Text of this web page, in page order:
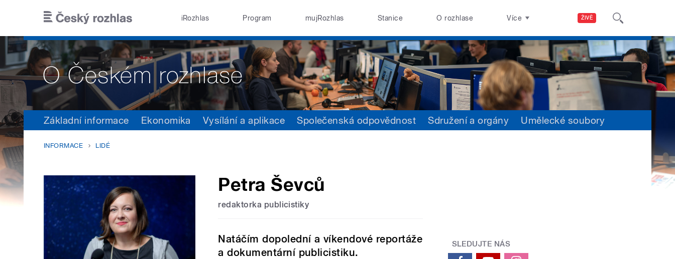
ŽIVĚ
iRozhlas Program mujRozhlas Stanice O rozhlase Více
Základní informace Ekonomika Vysílání a aplikace Společenská odpovědnost Sdružení a orgány Umělecké soubory
INFORMACE LIDÉ
Petra Ševců
redaktorka publicistiky
Natáčím dopolední a víkendové reportáže
a dokumentární publicistiku.
SLEDUJTE NÁS